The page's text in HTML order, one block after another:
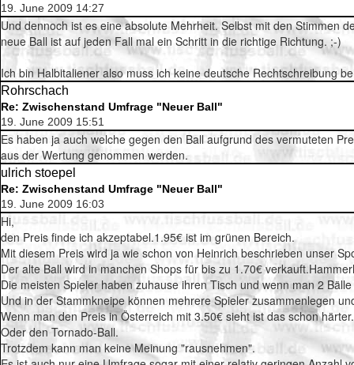
19. June 2009 14:27
Und dennoch ist es eine absolute Mehrheit. Selbst mit den Stimmen
neue Ball ist auf jeden Fall mal ein Schritt in die richtige Richtung. ;-)
Ich bin Halbitaliener also muss ich keine deutsche Rechtschreibung
Rohrschach
Re: Zwischenstand Umfrage "Neuer Ball"
19. June 2009 15:51
Es haben ja auch welche gegen den Ball aufgrund des vermuteten
aus der Wertung genommen werden.
ulrich stoepel
Re: Zwischenstand Umfrage "Neuer Ball"
19. June 2009 16:03
Hi,
den Preis finde ich akzeptabel.1.95€ ist im grünen Bereich.
Mit diesem Preis wird ja wie schon von Heinrich beschrieben unser
Der alte Ball wird in manchen Shops für bis zu 1.70€
Die meisten Spieler haben zuhause ihren Tisch und wenn man 2
Und in der Stammkneipe können mehrere Spieler zusammenlegen
Wenn man den Preis in Österreich mit 3.50€ sieht ist das schon härter.
Oder den Tornado-Ball.
Trotzdem kann man keine Meinung "rausnehmen".